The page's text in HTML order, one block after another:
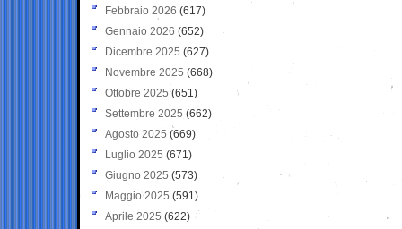
Febbraio 2026 (617)
Gennaio 2026 (652)
Dicembre 2025 (627)
Novembre 2025 (668)
Ottobre 2025 (651)
Settembre 2025 (662)
Agosto 2025 (669)
Luglio 2025 (671)
Giugno 2025 (573)
Maggio 2025 (591)
Aprile 2025 (622)